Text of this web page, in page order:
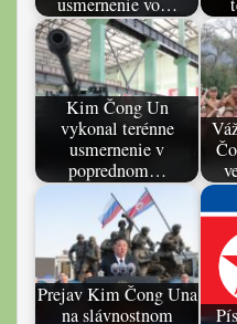
Kim Čong Un
vykonal terénne
usmernenie v
poprednom…
Prejav Kim Čong Una
na slávnostnom